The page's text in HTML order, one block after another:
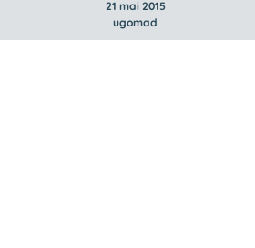
21 mai 2015
ugomad